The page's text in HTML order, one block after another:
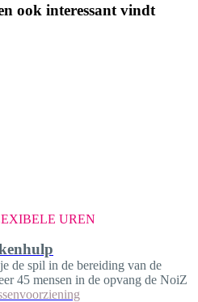
ook interessant vindt
UREN
de spil in de bereiding van de
45 mensen in de opvang de NoiZ